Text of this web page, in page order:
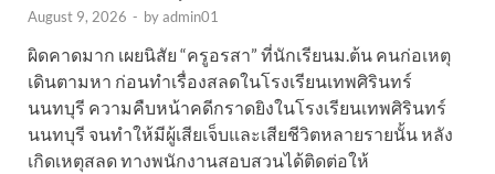
August 9, 2026 - byadmin01
ผิดคาดมาก เผยนิสัย “ครูอรสา” ที่นักเรียนม.ต้น คนก่อเหตุ
เดินตามหา ก่อนทำเรื่องสลดในโรงเรียนเทพศิรินทร์
นนทบุรี ความคืบหน้าคดีกราดยิงในโรงเรียนเทพศิรินทร์
นนทบุรี จนทำให้มีผู้เสียเจ็บและเสียชีวิตหลายรายนั้น หลัง
เกิดเหตุสลด ทางพนักงานสอบสวนได้ติดต่อให้